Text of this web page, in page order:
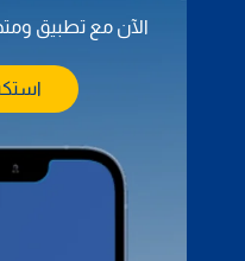
طلاء